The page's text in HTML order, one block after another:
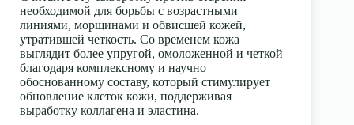
необходимой для борьбы с возрастными
линиями, морщинами и обвисшей кожей,
утратившей четкость. Со временем кожа
выглядит более упругой, омоложенной и четкой
благодаря комплексному и научно
обоснованному составу, который стимулирует
обновление клеток кожи, поддерживая
выработку коллагена и эластина.